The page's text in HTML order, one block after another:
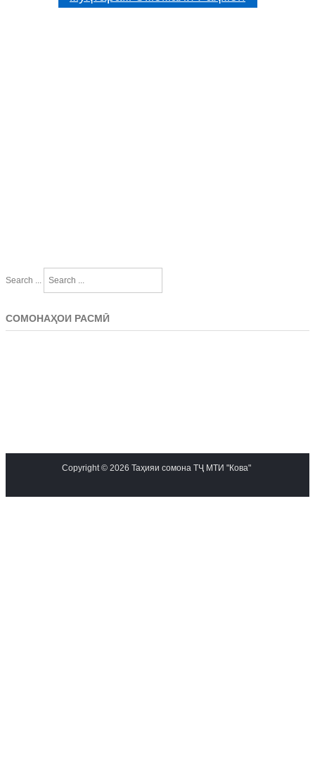
Search ...
СОМОНАҲОИ РАСМӢ
Copyright © 2026 Таҳияи сомона ТҶ МТИ "Кова"